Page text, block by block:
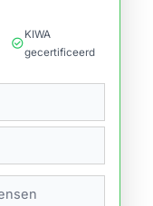
check_circle
KIWA
gecertificeerd